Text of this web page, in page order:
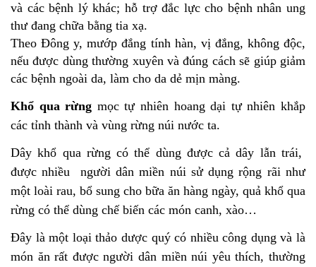
và các bệnh lý khác; hỗ trợ đắc lực cho bệnh nhân ung
thư đang chữa bằng tia xạ.
Theo Đông y, mướp đắng tính hàn, vị đắng, không độc,
nếu được dùng thường xuyên và đúng cách sẽ giúp giảm
các bệnh ngoài da, làm cho da dẻ mịn màng.
Khổ qua rừng mọc tự nhiên hoang dại tự nhiên khắp
các tỉnh thành và vùng rừng núi nước ta.
Dây khổ qua rừng có thể dùng được cả dây lẫn trái,
được nhiều người dân miền núi sử dụng rộng rãi như
một loài rau, bổ sung cho bữa ăn hàng ngày, quả khổ qua
rừng có thể dùng chế biến các món canh, xào…
Đây là một loại thảo dược quý có nhiều công dụng và là
món ăn rất được người dân miền núi yêu thích, thường